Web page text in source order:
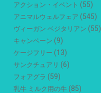
アクション・イベント (55)
アニマルウェルフェア (545)
ヴィーガン ベジタリアン (55)
キャンペーン (9)
ケージフリー (13)
サンクチュアリ (6)
フォアグラ (59)
乳牛 ミルク用の牛 (85)